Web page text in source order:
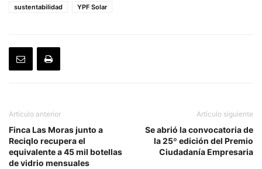
sustentabilidad
YPF Solar
Artículo anterior
Finca Las Moras junto a
Reciqlo recupera el
equivalente a 45 mil botellas
de vidrio mensuales
Artículo siguiente
Se abrió la convocatoria de
la 25º edición del Premio
Ciudadanía Empresaria